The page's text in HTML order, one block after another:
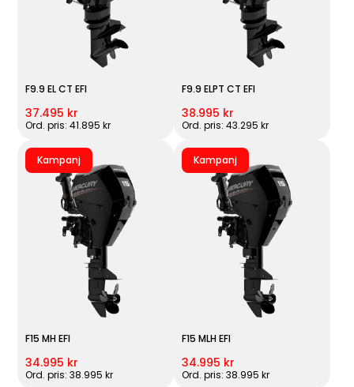
F9.9 EL CT EFI
37.495 kr
Ord. pris: 41.895 kr
F9.9 ELPT CT EFI
38.995 kr
Ord. pris: 43.295 kr
Kampanj
F15 MH EFI
34.995 kr
Ord. pris: 38.995 kr
Kampanj
F15 MLH EFI
34.995 kr
Ord. pris: 38.995 kr